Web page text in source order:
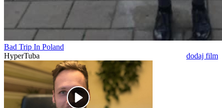
Bad Trip In Poland
HyperTuba
dodaj film